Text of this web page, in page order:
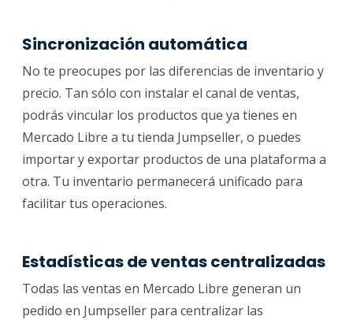
Sincronización automática
No te preocupes por las diferencias de inventario y
precio. Tan sólo con instalar el canal de ventas,
podrás vincular los productos que ya tienes en
Mercado Libre a tu tienda Jumpseller, o puedes
importar y exportar productos de una plataforma a
otra. Tu inventario permanecerá unificado para
facilitar tus operaciones.
Estadísticas de ventas centralizadas
Todas las ventas en Mercado Libre generan un
pedido en Jumpseller para centralizar las